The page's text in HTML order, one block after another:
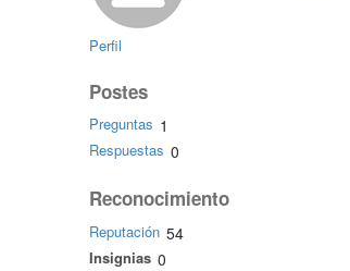
Perfil
Postes
Preguntas 1
Respuestas 0
Reconocimiento
Reputación 54
Insignias 0